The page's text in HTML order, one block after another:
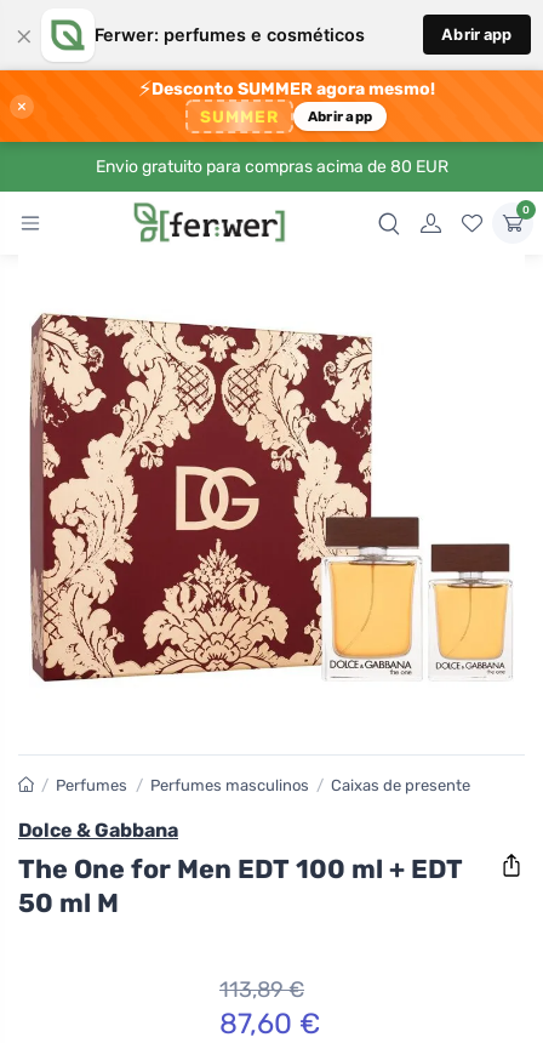
× Ferwer: perfumes e cosméticos Abrir app
×
⚡Desconto SUMMER agora mesmo!
SUMMER Abrir app
Envio gratuito para compras acima de 80 EUR
0
/ Perfumes / Perfumes masculinos / Caixas de presente
Dolce & Gabbana
The One for Men EDT 100 ml + EDT
50 ml M
113,89€
87,60 €